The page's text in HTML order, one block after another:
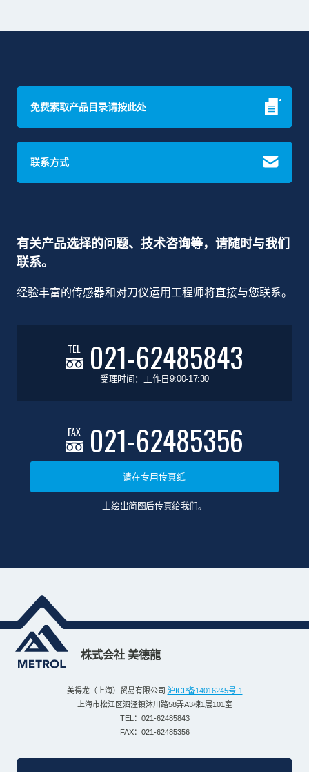
免费索取产品目录请按此处
联系方式
有关产品选择的问题、技术咨询等，请随时与我们
联系。
经验丰富的传感器和对刀仪运用工程师将直接与您联系。
TEL 021-62485843
受理时间：工作日9:00-17:30
FAX 021-62485356
请在专用传真纸
上绘出简图后传真给我们。
株式会社 美德龍
美得龙（上海）贸易有限公司 沪ICP备14016245号-1
上海市松江区泗泾镇沐川路58弄A3棟1层101室
TEL：021-62485843
FAX：021-62485356